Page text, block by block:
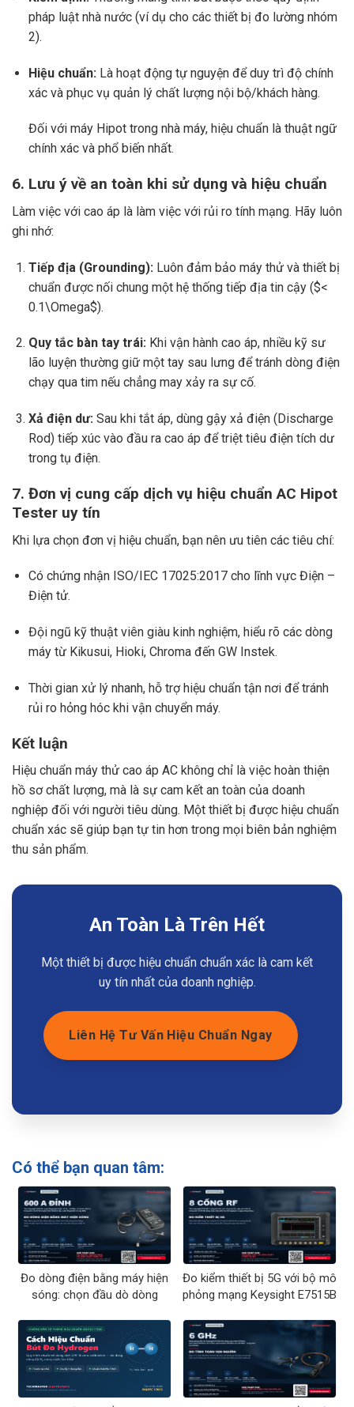
pháp luật nhà nước (ví dụ cho các thiết bị đo lường nhóm
2).
Hiệu chuẩn: Là hoạt động tự nguyện để duy trì độ chính
xác và phục vụ quản lý chất lượng nội bộ/khách hàng.
Đối với máy Hipot trong nhà máy, hiệu chuẩn là thuật ngữ
chính xác và phổ biến nhất.
6. Lưu ý về an toàn khi sử dụng và hiệu chuẩn
Làm việc với cao áp là làm việc với rủi ro tính mạng. Hãy luôn
ghi nhớ:
Tiếp địa (Grounding): Luôn đảm bảo máy thử và thiết bị
chuẩn được nối chung một hệ thống tiếp địa tin cậy ($<
0.1\Omega$).
Quy tắc bàn tay trái:Khi vận hành cao áp, nhiều kỹ sư
lão luyện thường giữ một tay sau lưng để tránh dòng điện
chạy qua tim nếu chẳng may xảy ra sự cố.
Xả điện dư:Sau khi tắt áp, dùng gậy xả điện (Discharge
Rod) tiếp xúc vào đầu ra cao áp để triệt tiêu điện tích dư
trong tụ điện.
7. Đơn vị cung cấp dịch vụ hiệu chuẩn AC Hipot
Tester uy tín
Khi lựa chọn đơn vị hiệu chuẩn, bạn nên ưu tiên các tiêu chí:
Có chứng nhận ISO/IEC 17025:2017 cho lĩnh vực Điện –
Điện tử.
Đội ngũ kỹ thuật viên giàu kinh nghiệm, hiểu rõ các dòng
máy từ Kikusui, Hioki, Chroma đến GW Instek.
Thời gian xử lý nhanh, hỗ trợ hiệu chuẩn tận nơi để tránh
rủi ro hỏng hóc khi vận chuyển máy.
Kết luận
Hiệu chuẩn máy thử cao áp AC không chỉ là việc hoàn thiện
hồ sơ chất lượng, mà là sự cam kết an toàn của doanh
nghiệp đối với người tiêu dùng. Một thiết bị được hiệu chuẩn
chuẩn xác sẽ giúp bạn tự tin hơn trong mọi biên bản nghiệm
thu sản phẩm.
An Toàn Là Trên Hết
Một thiết bị được hiệu chuẩn chuẩn xác là cam kết
uy tín nhất của doanh nghiệp.
Liên Hệ Tư Vấn Hiệu Chuẩn Ngay
Có thể bạn quan tâm:
Đo dòng điện bằng máy hiện
sóng: chọn đầu dò dòng
Đo kiểm thiết bị 5G với bộ mô
phỏng mạng Keysight E7515B